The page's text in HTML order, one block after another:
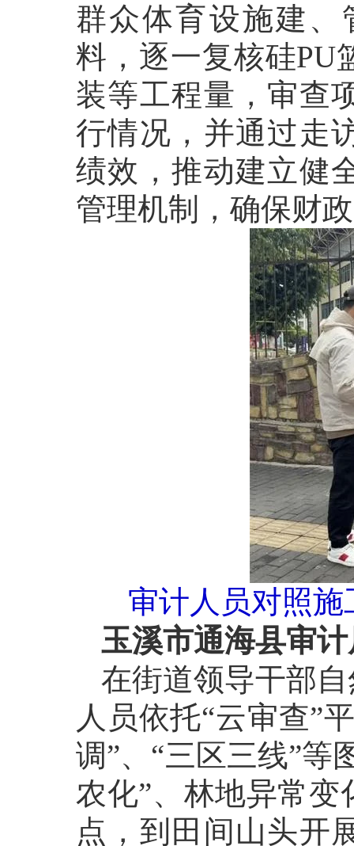
群众体育设施建
料，逐一复核硅PU
装等工程量，审查
行情况，并通过走
绩效，推动建立健
管理机制，确保财
审计人员对照
玉溪市通海县审
在街道领导干部
人员依托“云审查”
调”、“三区三线”等
农化”、林地异常
点，到田间山头开